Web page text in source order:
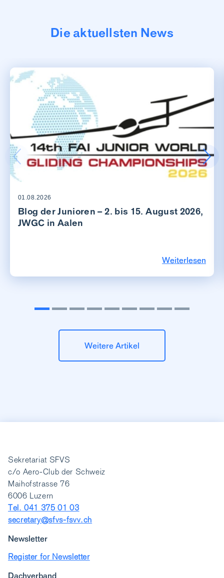
Die aktuellsten News
01.08.2026
Blog der Junioren – 2. bis 15. August 2026,
JWGC in Aalen
Weiterlesen
Weitere Artikel
Sekretariat SFVS
c/o Aero-Club der Schweiz
Maihofstrasse 76
6006 Luzern
Tel. 041 375 01 03
secretary@sfvs-fsvv.ch
Newsletter
Register for Newsletter
Dachverband